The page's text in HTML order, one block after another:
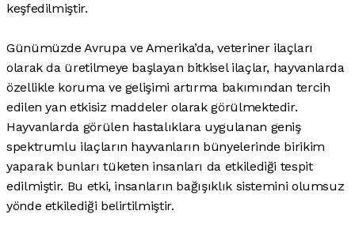
keşfedilmiştir.
Günümüzde Avrupa ve Amerika’da, veteriner ilaçları
olarak da üretilmeye başlayan bitkisel ilaçlar, hayvanlarda
özellikle koruma ve gelişimi artırma bakımından tercih
edilen yan etkisiz maddeler olarak görülmektedir.
Hayvanlarda görülen hastalıklara uygulanan geniş
spektrumlu ilaçların hayvanların bünyelerinde birikim
yaparak bunları tüketen insanları da etkilediği tespit
edilmiştir. Bu etki, insanların bağışıklık sistemini olumsuz
yönde etkilediği belirtilmiştir.